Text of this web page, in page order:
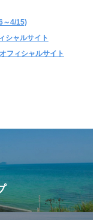
～4/15)
シャルサイト
フィシャルサイト